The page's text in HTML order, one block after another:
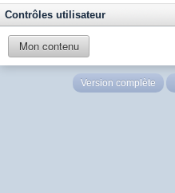
Contrôles utilisateur
Mon contenu
Version complète